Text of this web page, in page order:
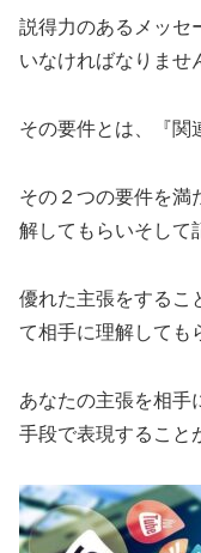
説得力のあるメッセ
いなければなりませ
その要件とは、『関
その２つの要件を満
解してもらいそして
優れた主張をするこ
て相手に理解しても
あなたの主張を相手
手段で表現すること